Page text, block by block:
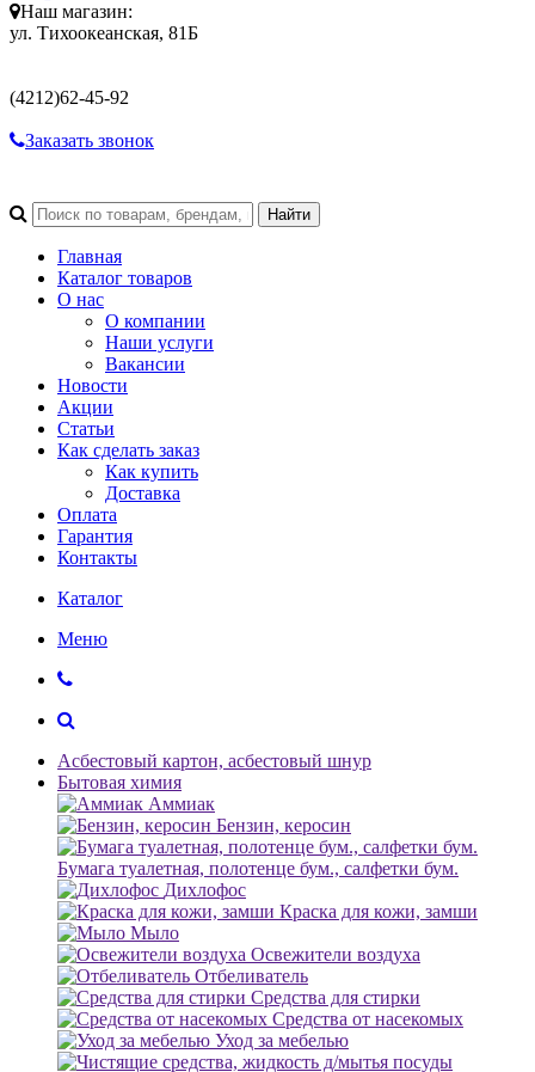
Наш магазин:
ул. Тихоокеанская, 81Б
(4212)62-45-92
Заказать звонок
Главная
Каталог товаров
О нас
О компании
Наши услуги
Вакансии
Новости
Акции
Статьи
Как сделать заказ
Как купить
Доставка
Оплата
Гарантия
Контакты
Каталог
Меню
Асбестовый картон, асбестовый шнур
Бытовая химия
Аммиак
Бензин, керосин
Бумага туалетная, полотенце бум., салфетки бум.
Дихлофос
Краска для кожи, замши
Мыло
Освежители воздуха
Отбеливатель
Средства для стирки
Средства от насекомых
Уход за мебелью